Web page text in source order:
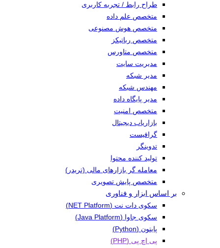
طراح رابط / تجربه کاربری
متخصص علم داده
متخصص هوش مصنوعی
متخصص رباتیکز
متخصص متاورس
مدیریت سایت
مدیر شبکه
مهندس شبکه
مدیر پایگاه داده
متخصص امنیت
بازاریاب دیجیتال
گرافیست
تدوینگر
تولید کننده محتوا
معامله گر بازارهای مالی (تریدر)
متخصص پایش تصویری
بر اساس ابزار و فناوری
سکوی دات نت (NET Platform)
سکوی جاوا (Java Platform)
پایتون (Python)
پی اچ پی (PHP)